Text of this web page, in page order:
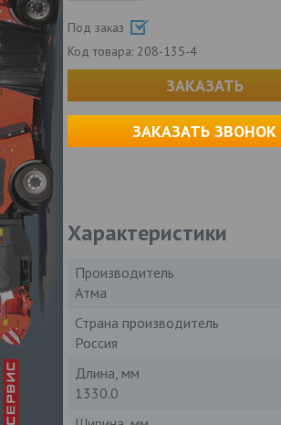
Под заказ
Код товара: 208-135-4
ЗАКАЗАТЬ
ЗАКАЗАТЬ ЗВОНОК
Характеристики
Производитель
Атма
Страна производитель
Россия
Длина, мм
1330.0